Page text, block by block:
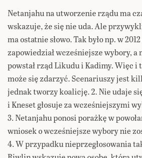
Netanjahu na utworzenie rządu ma
wskazuje, że się nie uda. Ale
ma ostatnie słowo. Tak było np. w
zapowiedział wcześniejsze wybory, a
powstał rząd Likudu i Kadimy. Więc i
może się zdarzyć. Scenariuszy jest
jednak tworzy koalicję. 2. Nie udaje
i Kneset głosuje za wcześniejszymi
3. Netanjahu ponosi porażkę w
wniosek o wcześniejsze wybory nie
4. W przypadku nieprzegłosowania